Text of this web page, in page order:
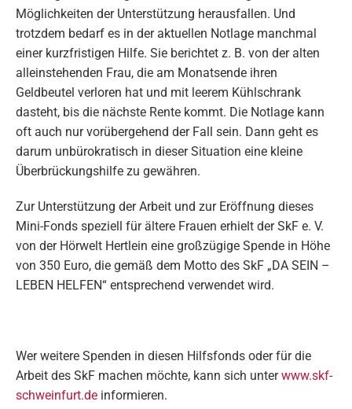
Möglichkeiten der Unterstützung herausfallen. Und
trotzdem bedarf es in der aktuellen Notlage manchmal
einer kurzfristigen Hilfe. Sie berichtet z. B. von der alten
alleinstehenden Frau, die am Monatsende ihren
Geldbeutel verloren hat und mit leerem Kühlschrank
dasteht, bis die nächste Rente kommt. Die Notlage kann
oft auch nur vorübergehend der Fall sein. Dann geht es
darum unbürokratisch in dieser Situation eine kleine
Überbrückungshilfe zu gewähren.
Zur Unterstützung der Arbeit und zur Eröffnung dieses
Mini-Fonds speziell für ältere Frauen erhielt der SkF e. V.
von der Hörwelt Hertlein eine großzügige Spende in Höhe
von 350 Euro, die gemäß dem Motto des SkF „DA SEIN –
LEBEN HELFEN“ entsprechend verwendet wird.
Wer weitere Spenden in diesen Hilfsfonds oder für die
Arbeit des SkF machen möchte, kann sich unterwww.skf-
schweinfurt.de informieren.